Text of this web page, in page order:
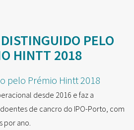
PELO
HINTT 2018
desde 2016 e faz a
de cancro do IPO-Porto, com
por ano.